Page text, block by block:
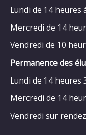
Lundi de 14 heures
Mercredi de 14
Vendredi de 10
Permanence des
Lundi de 14 heures
Mercredi de 14
Vendredi sur